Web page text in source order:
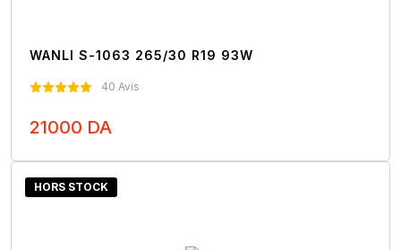
WANLI S-1063 265/30 R19 93W
40 Avis
21000 DA
HORS STOCK